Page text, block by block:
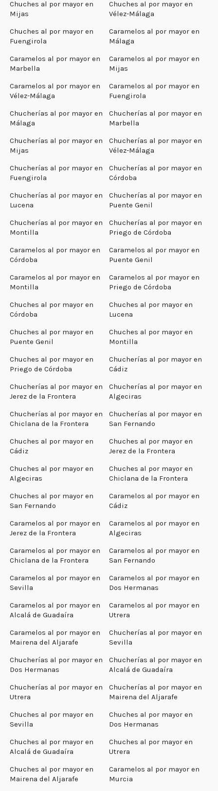
Chuches al por mayor en
Mijas
Chuches al por mayor en
Vélez-Málaga
Chuches al por mayor en
Fuengirola
Caramelos al por mayor en
Málaga
Caramelos al por mayor en
Marbella
Caramelos al por mayor en
Mijas
Caramelos al por mayor en
Vélez-Málaga
Caramelos al por mayor en
Fuengirola
Chucherías al por mayor en
Málaga
Chucherías al por mayor en
Marbella
Chucherías al por mayor en
Mijas
Chucherías al por mayor en
Vélez-Málaga
Chucherías al por mayor en
Fuengirola
Chucherías al por mayor en
Córdoba
Chucherías al por mayor en
Lucena
Chucherías al por mayor en
Puente Genil
Chucherías al por mayor en
Montilla
Chucherías al por mayor en
Priego de Córdoba
Caramelos al por mayor en
Córdoba
Caramelos al por mayor en
Puente Genil
Caramelos al por mayor en
Montilla
Caramelos al por mayor en
Priego de Córdoba
Chuches al por mayor en
Córdoba
Chuches al por mayor en
Lucena
Chuches al por mayor en
Puente Genil
Chuches al por mayor en
Montilla
Chuches al por mayor en
Priego de Córdoba
Chucherías al por mayor en
Cádiz
Chucherías al por mayor en
Jerez de la Frontera
Chucherías al por mayor en
Algeciras
Chucherías al por mayor en
Chiclana de la Frontera
Chucherías al por mayor en
San Fernando
Chuches al por mayor en
Cádiz
Chuches al por mayor en
Jerez de la Frontera
Chuches al por mayor en
Algeciras
Chuches al por mayor en
Chiclana de la Frontera
Chuches al por mayor en
San Fernando
Caramelos al por mayor en
Cádiz
Caramelos al por mayor en
Jerez de la Frontera
Caramelos al por mayor en
Algeciras
Caramelos al por mayor en
Chiclana de la Frontera
Caramelos al por mayor en
San Fernando
Caramelos al por mayor en
Sevilla
Caramelos al por mayor en
Dos Hermanas
Caramelos al por mayor en
Alcalá de Guadaíra
Caramelos al por mayor en
Utrera
Caramelos al por mayor en
Mairena del Aljarafe
Chucherías al por mayor en
Sevilla
Chucherías al por mayor en
Dos Hermanas
Chucherías al por mayor en
Alcalá de Guadaíra
Chucherías al por mayor en
Utrera
Chucherías al por mayor en
Mairena del Aljarafe
Chuches al por mayor en
Sevilla
Chuches al por mayor en
Dos Hermanas
Chuches al por mayor en
Alcalá de Guadaíra
Chuches al por mayor en
Utrera
Chuches al por mayor en
Mairena del Aljarafe
Caramelos al por mayor en
Murcia